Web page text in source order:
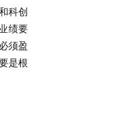
科创
绩要
须盈
是根